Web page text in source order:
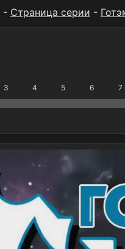
- Страница серии -
3 4 5 6 7